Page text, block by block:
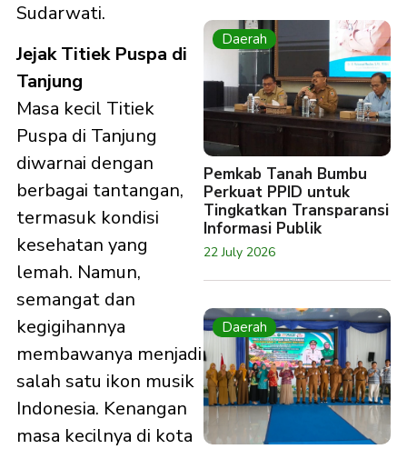
Sudarwati. ​
Jejak Titiek Puspa di
Tanjung
Masa kecil Titiek
Puspa di Tanjung
diwarnai dengan
berbagai tantangan,
termasuk kondisi
kesehatan yang
lemah. Namun,
semangat dan
kegigihannya
membawanya menjadi
salah satu ikon musik
Indonesia. Kenangan
masa kecilnya di kota
Daerah
Pemkab Tanah Bumbu
Perkuat PPID untuk
Tingkatkan Transparansi
Informasi Publik
22 July 2026
Daerah